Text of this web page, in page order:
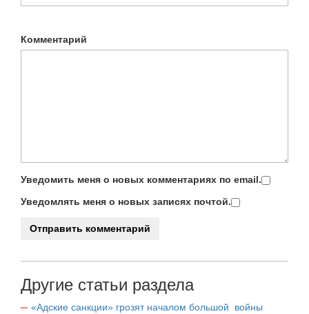
Комментарий
Уведомить меня о новых комментариях по email.
Уведомлять меня о новых записях почтой.
Другие статьи раздела
«Адские санкции» грозят началом большой войны